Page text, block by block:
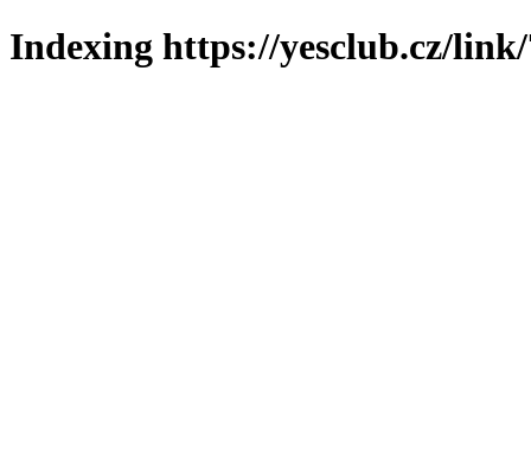
Indexing https://yesclub.cz/link/